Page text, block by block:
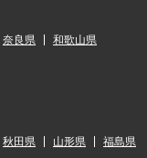
奈良県 和歌山県
秋田県 山形県 福島県